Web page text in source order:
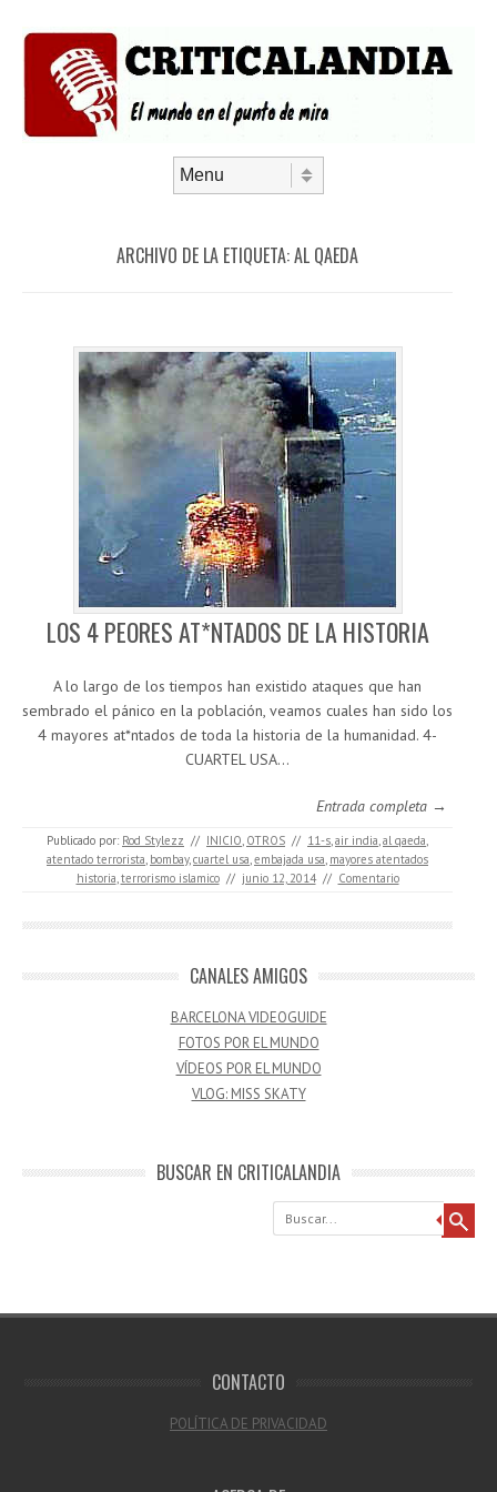
ARCHIVO DE LA ETIQUETA:AL QAEDA
LOS 4 PEORES AT*NTADOS DE LA HISTORIA
A lo largo de los tiempos han existido ataques que han
sembrado el pánico en la población, veamos cuales han sido los
4 mayores at*ntados de toda la historia de la humanidad. 4-
CUARTEL USA…
Entrada completa →
Publicado por: Rod Stylezz // INICIO, OTROS // 11-s,air india,al qaeda,
atentado terrorista, bombay,cuartel usa,embajada usa, mayores atentados
historia,terrorismo islamico // junio 12, 2014 // Comentario
CANALES AMIGOS
BARCELONA VIDEOGUIDE
FOTOS POR EL MUNDO
VÍDEOS POR EL MUNDO
VLOG: MISS SKATY
BUSCAR EN CRITICALANDIA
Buscar
CONTACTO
POLÍTICA DE PRIVACIDAD